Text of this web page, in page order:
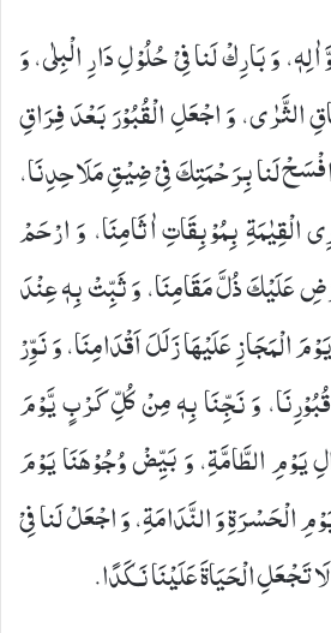
وَ بَارِكْ لَنا فِیْ حُلُوْلِ دَارِ الْبِلٰى، وَ
الثَّرٰى، وَ اجْعَلِ الْقُبُوْرَ بَعْدَ فِرَاقِ
افْسَحْ لَنا بِرَحْمَتِكَ فِیْ ضِیْقِ مَلَاحِدِنَا،
الْقِیٰمَةِ بِمُوْبِقَاتِ اٰثَامِنَا، وَ ارْحَمْ
عَلَیْكَ ذُلَّ مَقَامِنَا، وَ ثَبِّتْ بِهٖ عِنْدَ
عَلَیْهَا زَلَلَ اَقْدَامِنَا، وَ نَوِّرْ
وَ نَجِّنَا بِهٖ مِنْ كُلِّ كَرْبٍ یَّوْمَ
یَوْمِ الطَّامَّةِ، وَ بَیِّضْ وُجُوْهَنَا یَوْمَ
الْحَسْرَةِ وَ النَّدَامَةِ، وَ اجْعَلْ لَنا فِیْ
تَجْعَلِ الْحَیَاةَ عَلَیْنَا نَكَدًا.